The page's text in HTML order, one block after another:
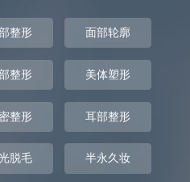
整形 面部轮廓
整形 美体塑形
整形 耳部整形
脱毛 半永久妆